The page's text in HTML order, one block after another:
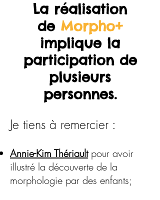
La réalisation
de Morpho+
implique la
participation de
plusieurs
personnes.
Je tiens à remercier :
Annie-Kim Thériaultpour avoir
illustré la découverte de la
morphologie par des enfants;